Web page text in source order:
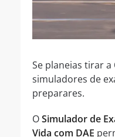
Se planeias tirar
simuladores de
preparares.
OSimulador de
Vida com DAE